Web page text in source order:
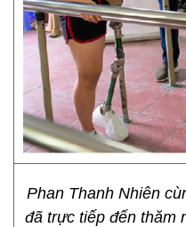
Phan Thanh Nhiên
đã trực tiếp đến thăm